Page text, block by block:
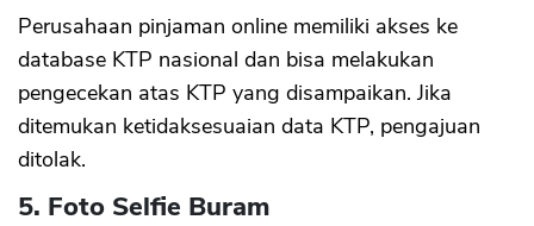
Perusahaan pinjaman online memiliki akses ke
database KTP nasional dan bisa melakukan
pengecekan atas KTP yang disampaikan. Jika
ditemukan ketidaksesuaian data KTP, pengajuan
ditolak.
5. Foto Selfie Buram